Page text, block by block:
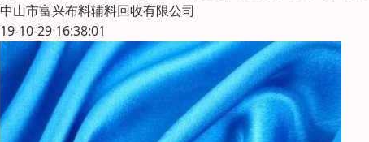
中山市富兴布料辅料回收有限公司
19-10-29 16:38:01